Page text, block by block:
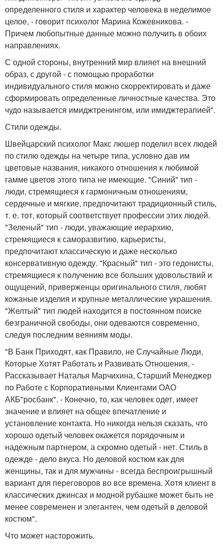
определенного стиля и характер человека в неделимое
целое, - говорит психолог Марина Кожевникова. -
Причем любопытные данные можно получить в обоих
направлениях.
С одной стороны, внутренний мир влияет на внешний
образ, с другой - с помощью проработки
индивидуального стиля можно скорректировать и даже
сформировать определенные личностные качества. Это
чудо называется имиджтренингом, или имиджтерапией".
Стили одежды.
Швейцарский психолог Макс люшер поделил всех людей
по стилю одежды на четыре типа, условно дав им
цветовые названия, никакого отношения к любимой
гамме цветов этого типа не имеющие. "Синий" тип -
люди, стремящиеся к гармоничным отношениям,
сердечные и мягкие, предпочитают традиционный стиль,
т. е. тот, который соответствует профессии этих людей.
"Зеленый" тип - люди, уважающие иерархию,
стремящиеся к саморазвитию, карьеристы,
предпочитают классическую и даже несколько
консервативную одежду. "Красный" тип - это гедонисты,
стремящиеся к получению все больших удовольствий и
ощущений, приверженцы оригинального стиля, любят
кожаные изделия и крупные металлические украшения.
"Желтый" тип людей находится в постоянном поиске
безграничной свободы, они одеваются современно,
следуя последним веяниям моды.
"В Банк Приходят, как Правило, не Случайные Люди,
Которые Хотят Работать и Развивать Отношения, -
Рассказывает Наталья Марчихина, Старший Менеджер
по Работе с Корпоративными Клиентами ОАО
АКБ"росбанк". - Конечно, то, как человек одет, имеет
значение и влияет на общее впечатление и
установление контакта. Но никогда нельзя сказать, что
хорошо одетый человек окажется порядочным и
надежным партнером, а скромно одетый - нет. Стиль в
одежде - дело вкуса. Но деловой костюм как для
женщины, так и для мужчины - всегда беспроигрышный
вариант для переговоров во все времена. Хотя клиент в
классических джинсах и модной рубашке может быть не
менее современен и элегантен, чем одетый в деловой
костюм".
Что может насторожить.